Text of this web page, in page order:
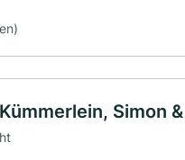
Simon